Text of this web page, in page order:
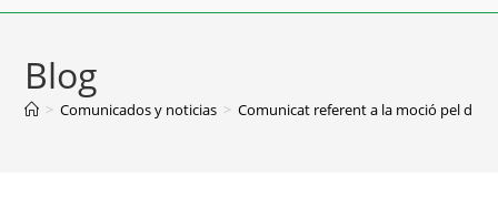
Blog
> Comunicados y noticias > Comunicat referent a la moció pel dret